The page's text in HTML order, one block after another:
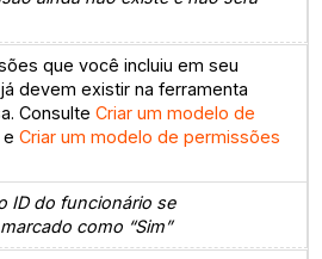
que você incluiu em seu
devem existir na ferramenta
Consulte Criar um modelo de
e Criar um modelo de permissões
ID do funcionário se
como “Sim”